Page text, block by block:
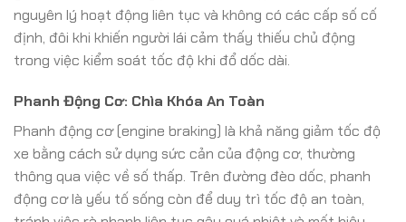
nguyên lý hoạt động liên tục và không có các cấp số cố
định, đôi khi khiến người lái cảm thấy thiếu chủ động
trong việc kiểm soát tốc độ khi đổ dốc dài.
Phanh Động Cơ: Chìa Khóa An Toàn
Phanh động cơ (engine braking) là khả năng giảm tốc độ
xe bằng cách sử dụng sức cản của động cơ, thường
thông qua việc về số thấp. Trên đường đèo dốc, phanh
động cơ là yếu tố sống còn để duy trì tốc độ an toàn,